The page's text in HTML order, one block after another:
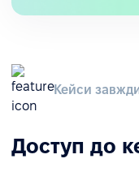
Кейси
Доступ до